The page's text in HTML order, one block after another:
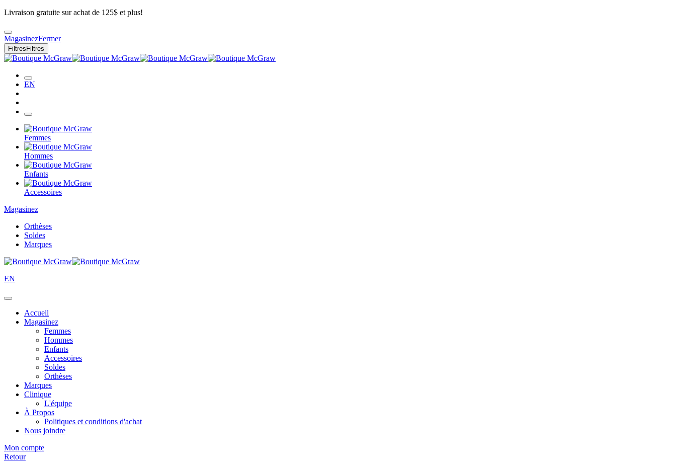
Livraison gratuite sur achat de 125$ et plus!
MagasinezFermer
Filtres Filtres
EN
Femmes
Hommes
Enfants
Accessoires
Magasinez
Orthèses
Soldes
Marques
EN
Accueil
Magasinez
Femmes
Hommes
Enfants
Accessoires
Soldes
Orthèses
Marques
Clinique
L'équipe
À Propos
Politiques et conditions d'achat
Nous joindre
Mon compte
Retour